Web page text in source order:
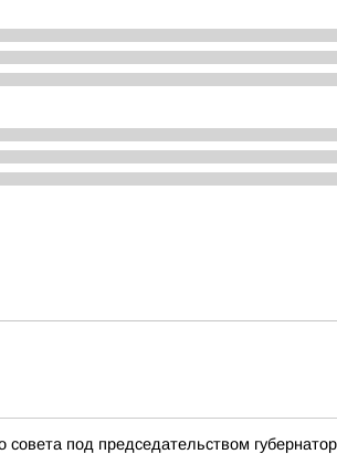
совета под председательством